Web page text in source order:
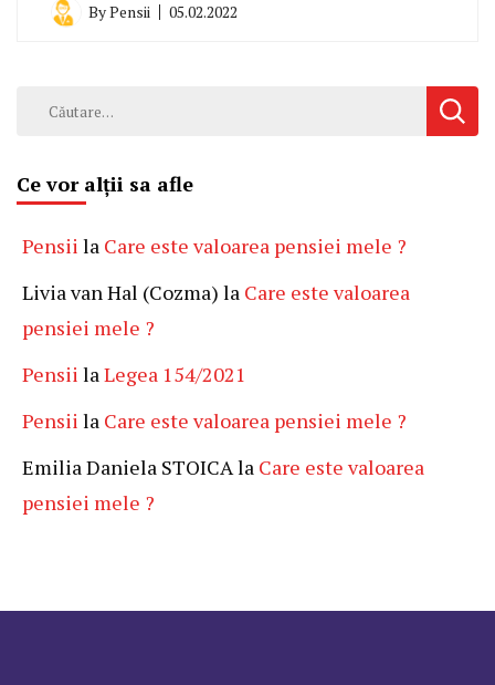
ByPensii 05.02.2022
Caută
Ce vor alții sa afle
Pensii la Care este valoarea pensiei mele ?
Livia van Hal (Cozma) la Care este valoarea
pensiei mele ?
Pensii laLegea 154/2021
Pensii la Care este valoarea pensiei mele ?
Emilia Daniela STOICAla Care este valoarea
pensiei mele ?